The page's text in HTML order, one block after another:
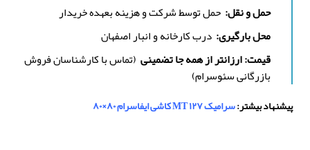
حمل و نقل: حمل توسط شرکت و هزینه بعهده خریدار
محل بارگیری: درب کارخانه و انبار اصفهان
قیمت: ارزانتر از همه جا تضمینی (تماس با کارشناسان فروش
بازرگانی سئوسرام)
پیشنهاد بیشتر:سرامیک MT ۱۲۷ کاشی ایفاسرام ۸۰×۸۰